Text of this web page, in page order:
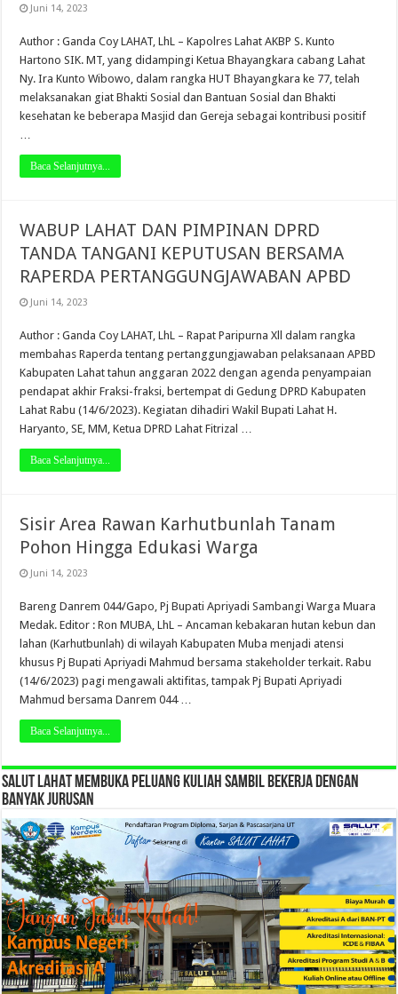
Juni 14, 2023
Author : Ganda Coy LAHAT, LhL – Kapolres Lahat AKBP S. Kunto
Hartono SIK. MT, yang didampingi Ketua Bhayangkara cabang Lahat
Ny. Ira Kunto Wibowo, dalam rangka HUT Bhayangkara ke 77, telah
melaksanakan giat Bhakti Sosial dan Bantuan Sosial dan Bhakti
kesehatan ke beberapa Masjid dan Gereja sebagai kontribusi positif
Baca Selanjutnya...
WABUP LAHAT DAN PIMPINAN DPRD
TANDA TANGANI KEPUTUSAN BERSAMA
RAPERDA PERTANGGUNGJAWABAN APBD
Juni 14, 2023
Author : Ganda Coy LAHAT, LhL – Rapat Paripurna Xll dalam rangka
membahas Raperda tentang pertanggungjawaban pelaksanaan APBD
Kabupaten Lahat tahun anggaran 2022 dengan agenda penyampaian
pendapat akhir Fraksi-fraksi, bertempat di Gedung DPRD Kabupaten
Lahat Rabu (14/6/2023). Kegiatan dihadiri Wakil Bupati Lahat H.
Haryanto, SE, MM, Ketua DPRD Lahat Fitrizal …
Baca Selanjutnya...
Sisir Area Rawan Karhutbunlah Tanam
Pohon Hingga Edukasi Warga
Juni 14, 2023
Bareng Danrem 044/Gapo, Pj Bupati Apriyadi Sambangi Warga Muara
Medak. Editor : Ron MUBA, LhL – Ancaman kebakaran hutan kebun dan
lahan (Karhutbunlah) di wilayah Kabupaten Muba menjadi atensi
khusus Pj Bupati Apriyadi Mahmud bersama stakeholder terkait. Rabu
(14/6/2023) pagi mengawali aktifitas, tampak Pj Bupati Apriyadi
Mahmud bersama Danrem 044 …
Baca Selanjutnya...
SALUT LAHAT MEMBUKA PELUANG KULIAH SAMBIL BEKERJA DENGAN
BANYAK JURUSAN